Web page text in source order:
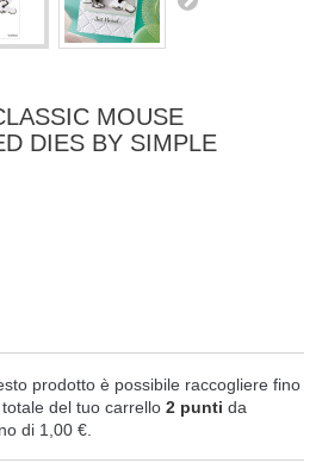
MOUSE
DIES BY SIMPLE
prodotto è possibile raccogliere fino
totale del tuo carrello 2 punti da
di 1,00 €